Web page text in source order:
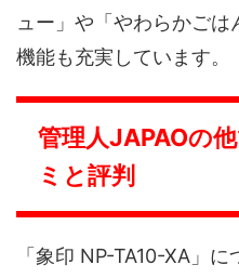
ュー」や「やわらかご
機能も充実しています。
管理人JAPAOの
ミと評判
「象印 NP-TA10-XA」